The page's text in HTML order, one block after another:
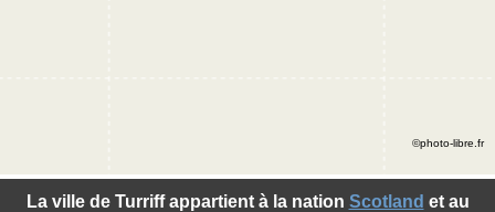
La ville de Turriff appartient à la nation Scotland et au
©photo-libre.fr